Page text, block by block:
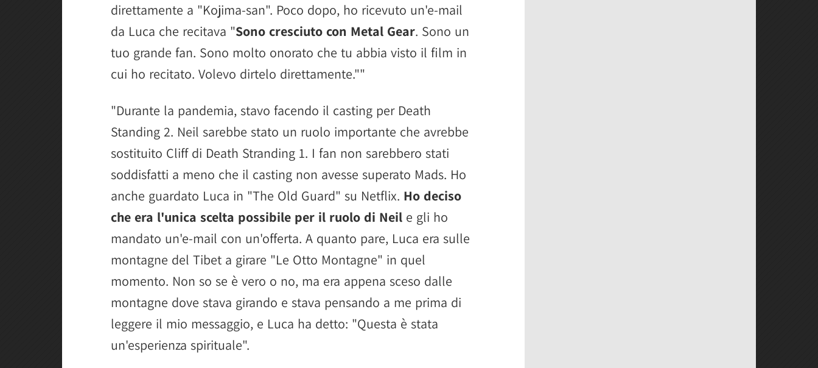
direttamente a "Kojima-san". Poco dopo, ho ricevuto un'e-mail
da Luca che recitava "Sono cresciuto con Metal Gear. Sono un
tuo grande fan. Sono molto onorato che tu abbia visto il film in
cui ho recitato. Volevo dirtelo direttamente.""
"Durante la pandemia, stavo facendo il casting per Death
Standing 2. Neil sarebbe stato un ruolo importante che avrebbe
sostituito Cliff di Death Stranding 1. I fan non sarebbero stati
soddisfatti a meno che il casting non avesse superato Mads. Ho
anche guardato Luca in "The Old Guard" su Netflix. Ho deciso
che era l'unica scelta possibile per il ruolo di Neil e gli ho
mandato un'e-mail con un'offerta. A quanto pare, Luca era sulle
montagne del Tibet a girare "Le Otto Montagne" in quel
momento. Non so se è vero o no, ma era appena sceso dalle
montagne dove stava girando e stava pensando a me prima di
leggere il mio messaggio, e Luca ha detto: "Questa è stata
un'esperienza spirituale".